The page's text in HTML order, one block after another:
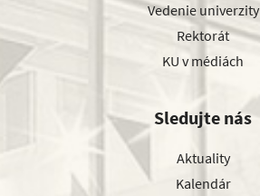
Vedenie univerzity
Rektorát
KU v médiách
Sledujte nás
Aktuality
Kalendár